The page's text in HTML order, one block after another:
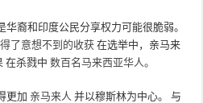
裔和印度公民分享权力可能很脆弱。
了意想不到的收获 在选举中，亲马来
在杀戮中数百名马来西亚华人。
更加 亲马来人 并以穆斯林为中心。 与